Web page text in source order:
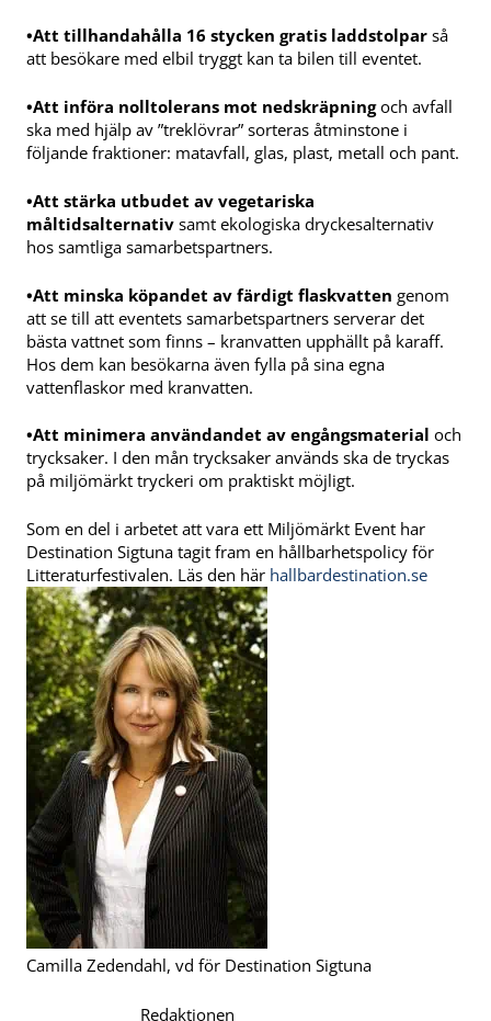
•Att tillhandahålla 16 stycken gratis laddstolpar så
att besökare med elbil tryggt kan ta bilen till eventet.
•Att införa nolltolerans mot nedskräpningoch avfall
ska med hjälp av ”treklövrar” sorteras åtminstone i
följande fraktioner: matavfall, glas, plast, metall och pant.
•Att stärka utbudet av vegetariska
måltidsalternativ samt ekologiska dryckesalternativ
hos samtliga samarbetspartners.
•Att minska köpandet av färdigt flaskvatten genom
att se till att eventets samarbetspartners serverar det
bästa vattnet som finns – kranvatten upphällt på karaff.
Hos dem kan besökarna även fylla på sina egna
vattenflaskor med kranvatten.
•Att minimera användandet av engångsmaterial och
trycksaker. I den mån trycksaker används ska de tryckas
på miljömärkt tryckeri om praktiskt möjligt.
Som en del i arbetet att vara ett Miljömärkt Event har
Destination Sigtuna tagit fram en hållbarhetspolicy för
Litteraturfestivalen. Läs den här hallbardestination.se
Camilla Zedendahl, vd för Destination Sigtuna
Redaktionen